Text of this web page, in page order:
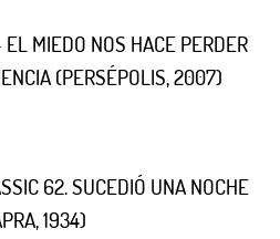
MIEDO NOS HACE PERDER
(PERSÉPOLIS, 2007)
62. SUCEDIÓ UNA NOCHE
1934)